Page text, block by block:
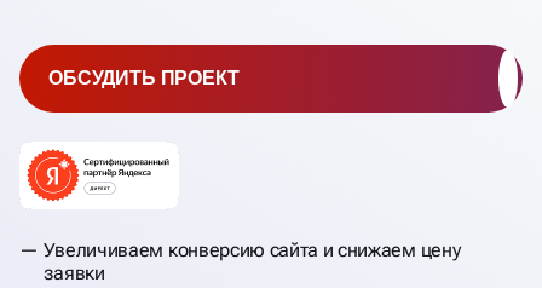
Увеличиваем конверсию сайта и снижаем цену
заявки
ОБСУДИТЬ ПРОЕКТ